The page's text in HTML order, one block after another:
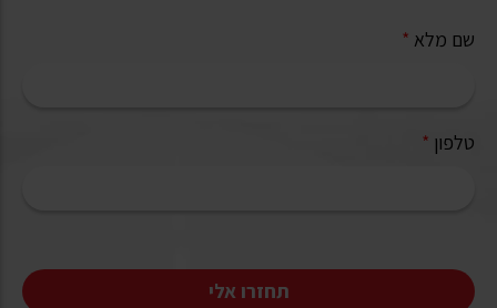
שם מלא *
טלפון *
תחזרו אלי